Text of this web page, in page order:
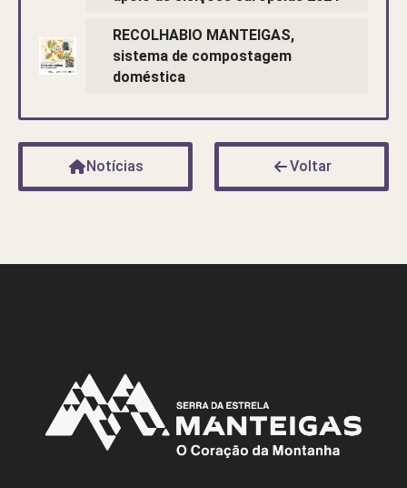
RECOLHABIO MANTEIGAS,
sistema de compostagem
doméstica
Notícias Voltar